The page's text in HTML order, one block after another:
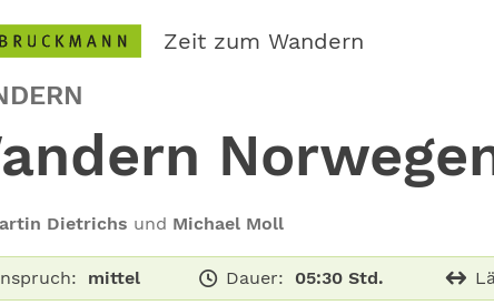
Zeit zum Wandern
Dietrichs und Michael Moll
mittel Dauer: 05:30 Std.